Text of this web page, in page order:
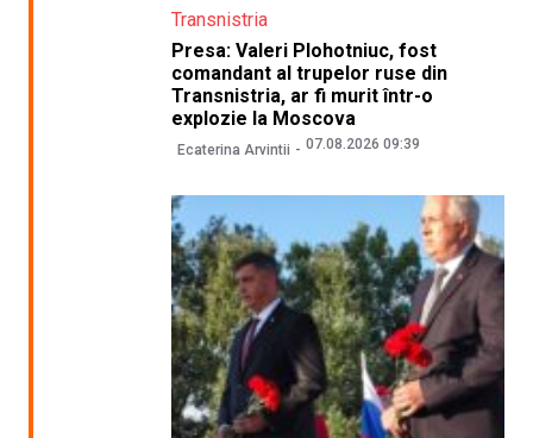
Transnistria
Presa: Valeri Plohotniuc, fost
comandant al trupelor ruse din
Transnistria, ar fi murit într-o
explozie la Moscova
Ecaterina Arvintii 07.08.2026 09:39